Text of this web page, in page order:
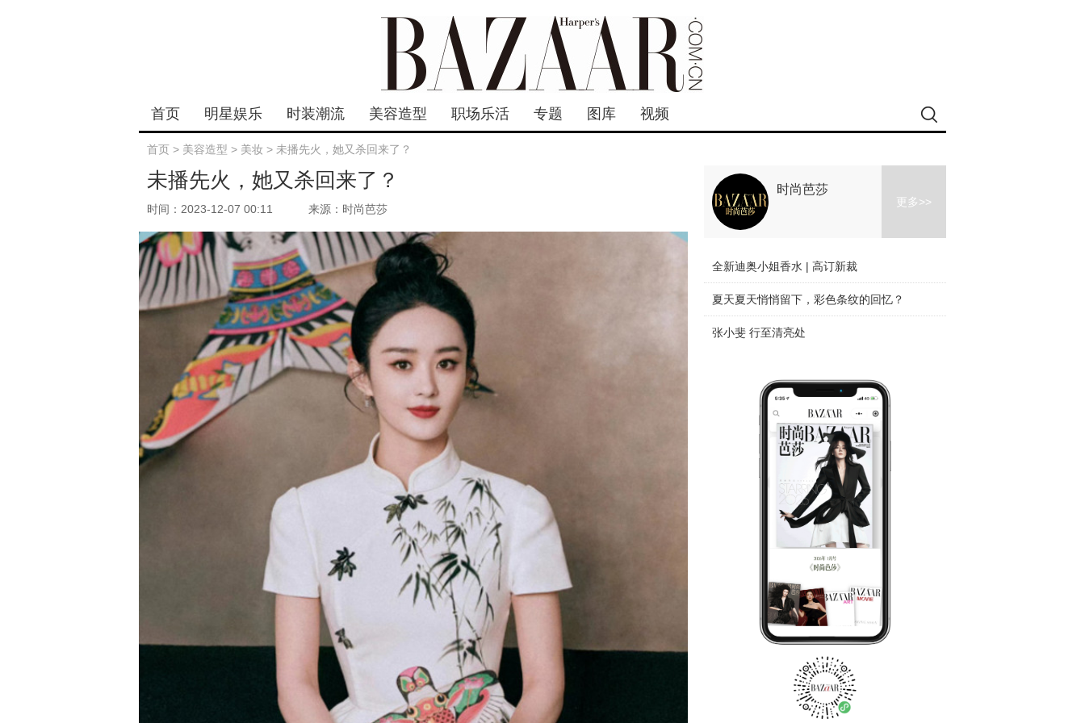
首页 明星娱乐 时装潮流 美容造型 职场乐活 专题 图库 视频
首页 > 美容造型 > 美妆 > 未播先火，她又杀回来了？
未播先火，她又杀回来了？
时间：2023-12-07 00:11 来源：时尚芭莎
时尚芭莎
更多>>
全新迪奥小姐香水 | 高订新裁
夏天夏天悄悄留下，彩色条纹的回忆？
张小斐 行至清亮处